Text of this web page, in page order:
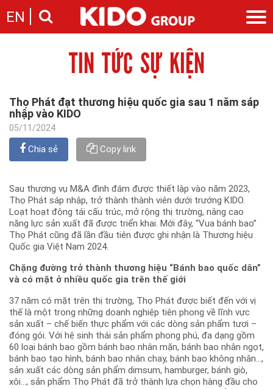
EN
Câu chuyện KIDO
Cam kết của KIDO
Nhà sáng lập
Ngành gia vị
Ngành bánh
Tin tức
Tin tức & sự kiện
Thông cáo báo chí của tập đoàn
Nhà đầu tư
Thông điệp
Ban điều hành
Thông tin cổ phần
Các công ty thành viên
Liên hệ
Liên hệ
Giới thiệu
Nhu cầu tuyển dụng
TIN TỨC SỰ KIỆN
Thọ Phát đạt thương hiệu quốc gia sau 1 năm sáp
nhập vào KIDO
05/11/2024
Chia sẻ Copy link
Sau thương vụ M&A đình đám được thiết lập vào năm 2023,
Thọ Phát sáp nhập, trở thành thành viên dưới trướng KIDO.
Loạt hoạt động tái cấu trúc, mở rộng thị trường, nâng cao
năng lực sản xuất đã được triển khai. Mới đây, “Vua bánh bao”
Thọ Phát cũng đã lần đầu tiên được ghi nhận là Thương hiệu
Quốc gia Việt Nam 2024.
Chặng đường trở thành thương hiệu “Bánh bao quốc dân”
và có mặt ở nhiều quốc gia trên thế giới
37 năm có mặt trên thị trường, Thọ Phát được biết đến với vị
thế là một trong những doanh nghiệp tiên phong về lĩnh vực
sản xuất – chế biến thực phẩm với các dòng sản phẩm tươi –
đóng gói. Với hệ sinh thái sản phẩm phong phú, đa dạng gồm
60 loại bánh bao gồm bánh bao nhân mặn, bánh bao nhân ngọt,
bánh bao tạo hình, bánh bao nhân chay, bánh bao không nhân…,
sản xuất các dòng sản phẩm dimsum, hamburger, bánh giò,
xôi…, sản phẩm Thọ Phát đã trở thành lựa chọn hàng đầu cho